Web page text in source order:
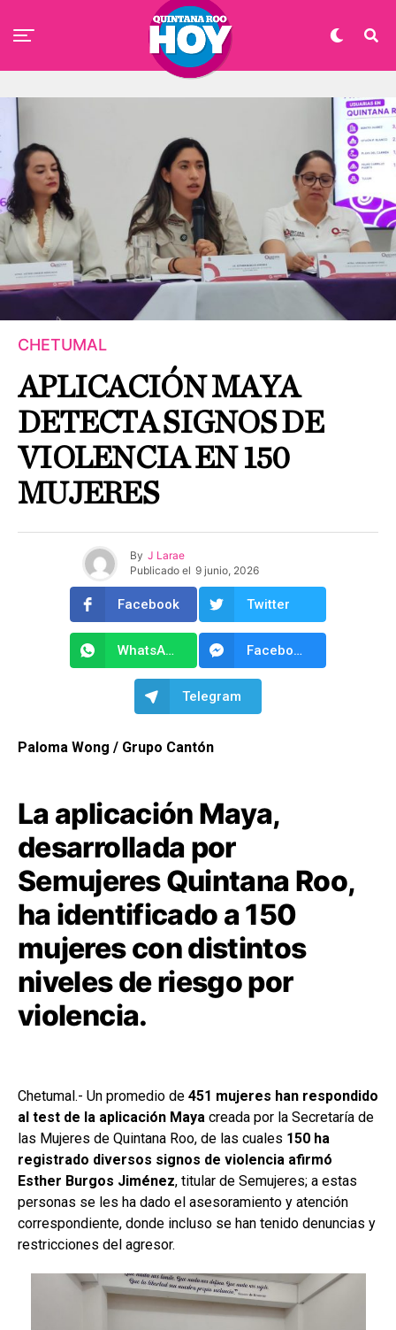
CHETUMAL
APLICACIÓN MAYA
DETECTA SIGNOS DE
VIOLENCIA EN 150
MUJERES
By J Larae
Publicado el 9 junio, 2026
Facebook Twitter
WhatsApp Facebook Messenger
Telegram
Paloma Wong / Grupo Cantón
La aplicación Maya,
desarrollada por
Semujeres Quintana Roo,
ha identificado a 150
mujeres con distintos
niveles de riesgo por
violencia.
Chetumal.- Un promedio de 451 mujeres han respondido
al test de la aplicación Maya creada por la Secretaría de
las Mujeres de Quintana Roo, de las cuales 150 ha
registrado diversos signos de violencia afirmó
Esther Burgos Jiménez, titular de Semujeres; a estas
personas se les ha dado el asesoramiento y atención
correspondiente, donde incluso se han tenido denuncias y
restricciones del agresor.